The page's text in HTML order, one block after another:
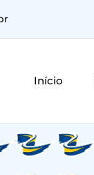
Início